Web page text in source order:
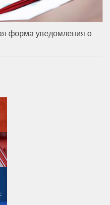
форма уведомления о